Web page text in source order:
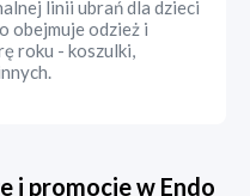
linii ubrań dla dzieci
obejmuje odzież i
roku - koszulki,
i promocje w Endo